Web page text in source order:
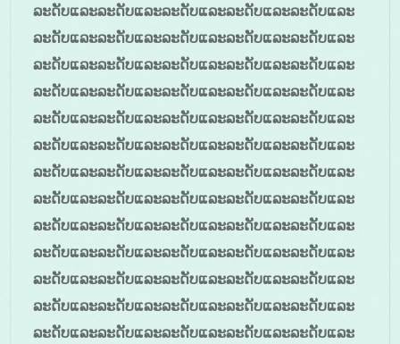
ລະດັບແລະລະດັບແລະລະດັບແລະລະດັບແລະລະດັບແລະ
ລະດັບແລະລະດັບແລະລະດັບແລະລະດັບແລະລະດັບແລະ
ລະດັບແລະລະດັບແລະລະດັບແລະລະດັບແລະລະດັບແລະ
ລະດັບແລະລະດັບແລະລະດັບແລະລະດັບແລະລະດັບແລະ
ລະດັບແລະລະດັບແລະລະດັບແລະລະດັບແລະລະດັບແລະ
ລະດັບແລະລະດັບແລະລະດັບແລະລະດັບແລະລະດັບແລະ
ລະດັບແລະລະດັບແລະລະດັບແລະລະດັບແລະລະດັບແລະ
ລະດັບແລະລະດັບແລະລະດັບແລະລະດັບແລະລະດັບແລະ
ລະດັບແລະລະດັບແລະລະດັບແລະລະດັບແລະລະດັບແລະ
ລະດັບແລະລະດັບແລະລະດັບແລະລະດັບແລະລະດັບແລະ
ລະດັບແລະລະດັບແລະລະດັບແລະລະດັບແລະລະດັບແລະ
ລະດັບແລະລະດັບແລະລະດັບແລະລະດັບແລະລະດັບແລະ
ລະດັບແລະລະດັບແລະລະດັບແລະລະດັບແລະລະດັບແລະ